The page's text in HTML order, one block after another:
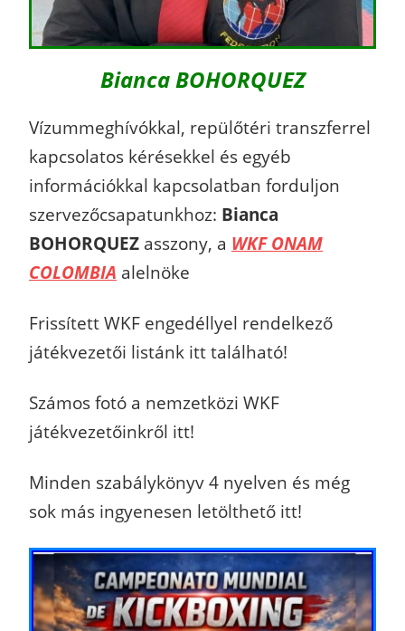
Bianca BOHORQUEZ
Vízummeghívókkal, repülőtéri transzferrel
kapcsolatos kérésekkel és egyéb
információkkal kapcsolatban forduljon
szervezőcsapatunkhoz: Bianca
BOHORQUEZ asszony, a WKF ONAM
COLOMBIA alelnöke
Frissített WKF engedéllyel rendelkező
játékvezetői listánk itt található!
Számos fotó a nemzetközi WKF
játékvezetőinkről itt!
Minden szabálykönyv 4 nyelven és még
sok más ingyenesen letölthető itt!